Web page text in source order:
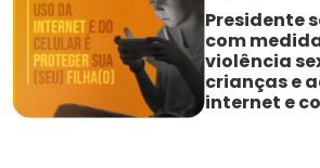
Presidente
com
violência
crianças e
internet e